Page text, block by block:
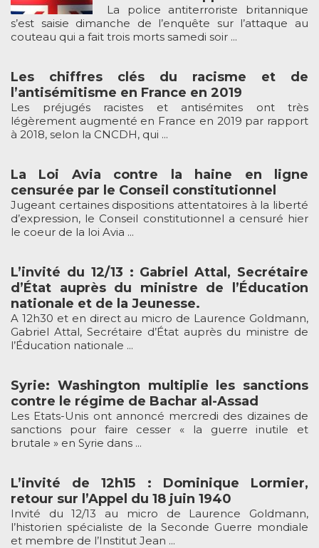
La police antiterroriste britannique
s’est saisie dimanche de l’enquête sur l’attaque au
couteau qui a fait trois morts samedi soir ...
Les chiffres clés du racisme et de
l’antisémitisme en France en 2019
Les préjugés racistes et antisémites ont très
légèrement augmenté en France en 2019 par rapport
à 2018, selon la CNCDH, qui ...
La Loi Avia contre la haine en ligne
censurée par le Conseil constitutionnel
Jugeant certaines dispositions attentatoires à la liberté
d’expression, le Conseil constitutionnel a censuré hier
le coeur de la loi Avia ...
L’invité du 12/13 : Gabriel Attal, Secrétaire
d’État auprès du ministre de l’Éducation
nationale et de la Jeunesse.
A 12h30 et en direct au micro de Laurence Goldmann,
Gabriel Attal, Secrétaire d’État auprès du ministre de
l’Éducation nationale ...
Syrie: Washington multiplie les sanctions
contre le régime de Bachar al-Assad
Les Etats-Unis ont annoncé mercredi des dizaines de
sanctions pour faire cesser « la guerre inutile et
brutale » en Syrie dans ...
L’invité de 12h15 : Dominique Lormier,
retour sur l’Appel du 18 juin 1940
Invité du 12/13 au micro de Laurence Goldmann,
l’historien spécialiste de la Seconde Guerre mondiale
et membre de l’Institut Jean ...